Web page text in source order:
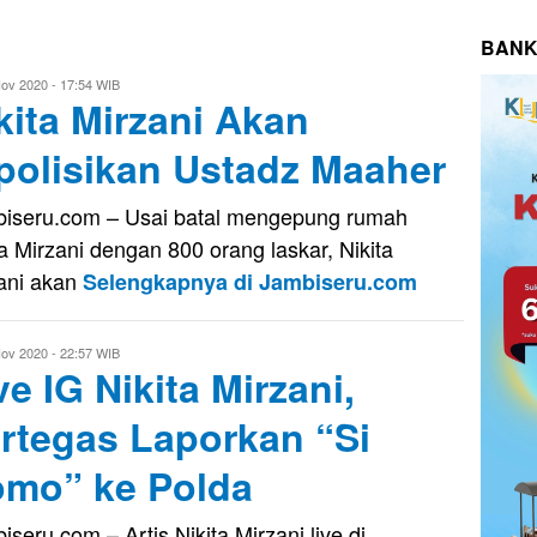
2020 - 17:54 WIB
Mirzani Akan
Ustadz Maaher
– Usai batal mengepung rumah
Mirzani dengan 800 orang laskar, Nikita
akan Selengkapnya di Jambiseru.com
2020 - 22:57 WIB
IG Nikita Mirzani,
Laporkan “Si
ke Polda